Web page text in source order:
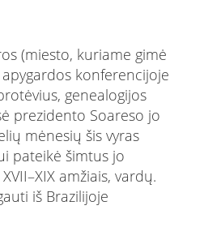
(miesto, kuriame gimė
konferencijoje
genealogijos
prezidento Soareso jo
mėnesių šis vyras
pateikė šimtus jo
amžiais, vardų.
iš Brazilijoje